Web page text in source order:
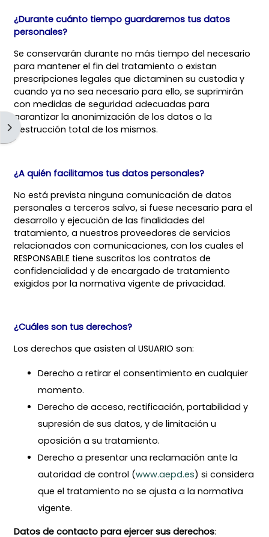
Open block drawer
¿Durante cuánto tiempo guardaremos tus datos
personales?
Se conservarán durante no más tiempo del necesario
para mantener el fin del tratamiento o existan
prescripciones legales que dictaminen su custodia y
cuando ya no sea necesario para ello, se suprimirán
con medidas de seguridad adecuadas para
garantizar la anonimización de los datos o la
destrucción total de los mismos.
¿A quién facilitamos tus datos personales?
No está prevista ninguna comunicación de datos
personales a terceros salvo, si fuese necesario para el
desarrollo y ejecución de las finalidades del
tratamiento, a nuestros proveedores de servicios
relacionados con comunicaciones, con los cuales el
RESPONSABLE tiene suscritos los contratos de
confidencialidad y de encargado de tratamiento
exigidos por la normativa vigente de privacidad.
¿Cuáles son tus derechos?
Los derechos que asisten al USUARIO son:
Derecho a retirar el consentimiento en cualquier
momento.
Derecho de acceso, rectificación, portabilidad y
supresión de sus datos, y de limitación u
oposición a su tratamiento.
Derecho a presentar una reclamación ante la
autoridad de control (www.aepd.es) si considera
que el tratamiento no se ajusta a la normativa
vigente.
Datos de contacto para ejercer sus derechos: